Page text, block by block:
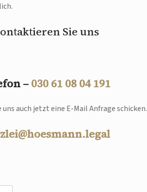
Sie uns
–030 61 08 04 191
uns auch jetzt eine E-Mail Anfrage schicken.